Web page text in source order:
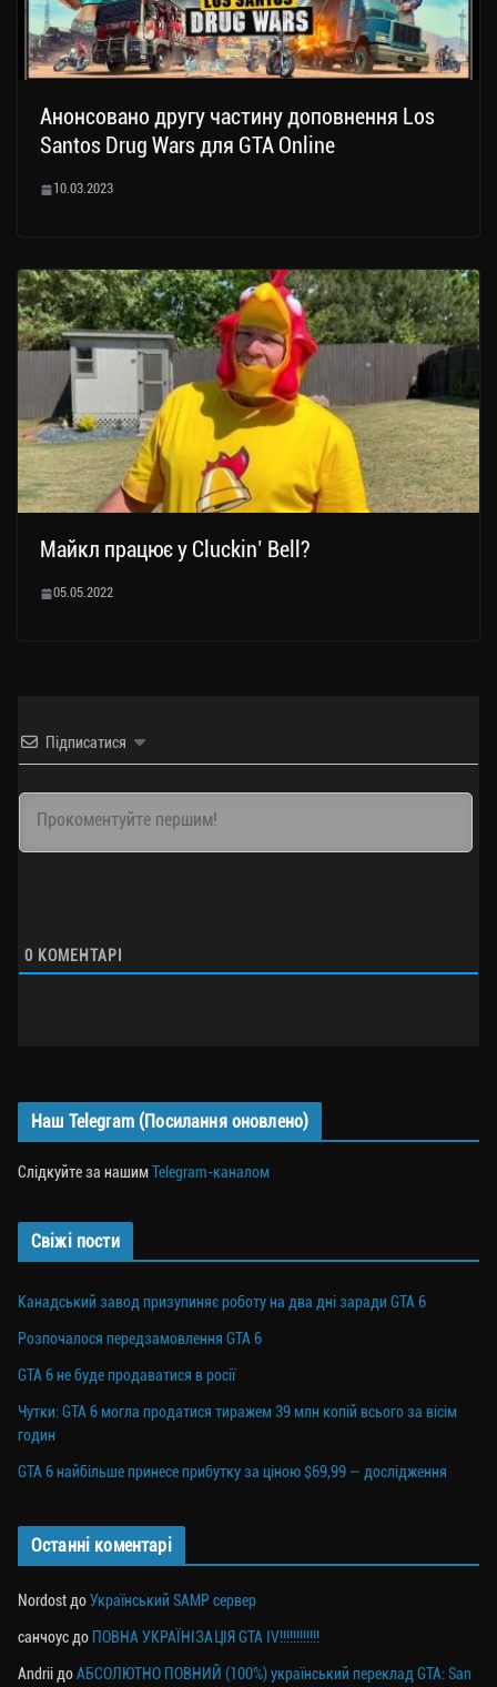
Анонсовано другу частину доповнення Los
Santos Drug Wars для GTA Online
10.03.2023
Майкл працює у Cluckin’ Bell?
05.05.2022
Підписатися
0 КОМЕНТАРІ
Наш Telegram (Посилання оновлено)
Слідкуйте за нашимTelegram-каналом
Свіжі пости
Канадський завод призупиняє роботу на два дні заради GTA 6
Розпочалося передзамовлення GTA 6
GTA 6 не буде продаватися в росії
Чутки: GTA 6 могла продатися тиражем 39 млн копій всього за вісім
годин
GTA 6 найбільше принесе прибутку за ціною $69,99 — дослідження
Останні коментарі
Nordost доУкраїнський SAMP сервер
санчоус до ПОВНА УКРАЇНІЗАЦІЯ GTA IV!!!!!!!!!!!!
Andrii доАБСОЛЮТНО ПОВНИЙ (100%) український переклад GTA: San